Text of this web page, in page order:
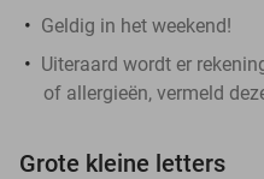
Geldig in het weekend!
Uiteraard wordt er
of allergieën, vermeld
Grote kleine letters